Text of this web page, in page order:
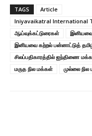
TAGS
Article
Iniyavaikatral International
ஆய்வுக்கட்டுரைகள்
இனியவை கற்றல் பன்னாட்டுத்
சிலப்பதிகாரத்தில் ஐந்திணை
மருத நில மக்கள்
முல்லை